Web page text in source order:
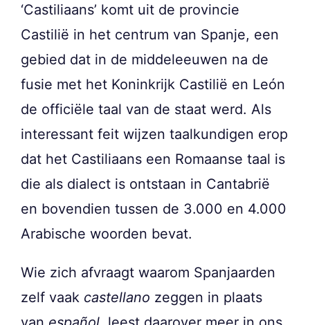
‘Castiliaans’ komt uit de provincie
Castilië in het centrum van Spanje, een
gebied dat in de middeleeuwen na de
fusie met het Koninkrijk Castilië en León
de officiële taal van de staat werd. Als
interessant feit wijzen taalkundigen erop
dat het Castiliaans een Romaanse taal is
die als dialect is ontstaan in Cantabrië
en bovendien tussen de 3.000 en 4.000
Arabische woorden bevat.
Wie zich afvraagt waarom Spanjaarden
zelf vaak castellano zeggen in plaats